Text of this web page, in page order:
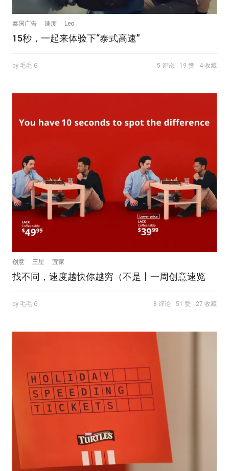
泰国广告 速度 Leo
15秒，一起来体验下“泰式高速”
by 毛毛.G 5 评论 19 赞 4 收藏
创意 三星 宜家
找不同，速度越快你越穷（不是丨一周创意速览
by 毛毛.G 8 评论 51 赞 27 收藏